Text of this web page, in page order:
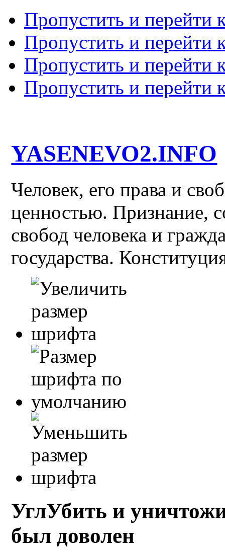
Пропустить и перейти
Пропустить и перейти
Пропустить и перейти
Пропустить и перейти
YASENEVO2.INFO
Человек, его права и
ценностью. Признание,
свобод человека и
государства.
УглУбить и
был доволен